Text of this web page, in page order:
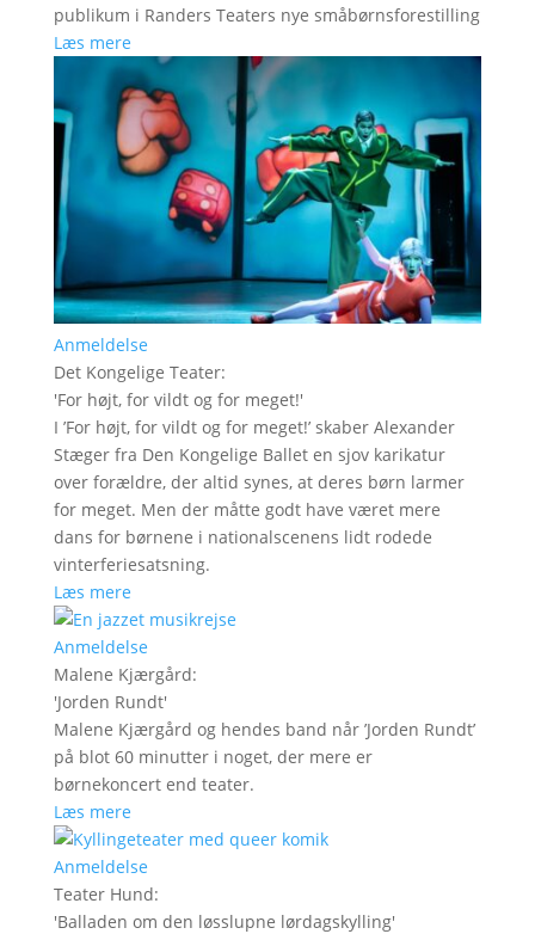
publikum i Randers Teaters nye småbørnsforestilling
Læs mere
Anmeldelse
Det Kongelige Teater:
'For højt, for vildt og for meget!'
I ’For højt, for vildt og for meget!’ skaber Alexander
Stæger fra Den Kongelige Ballet en sjov karikatur
over forældre, der altid synes, at deres børn larmer
for meget. Men der måtte godt have været mere
dans for børnene i nationalscenens lidt rodede
vinterferiesatsning.
Læs mere
Anmeldelse
Malene Kjærgård:
'Jorden Rundt'
Malene Kjærgård og hendes band når ’Jorden Rundt’
på blot 60 minutter i noget, der mere er
børnekoncert end teater.
Læs mere
Anmeldelse
Teater Hund:
'Balladen om den løsslupne lørdagskylling'